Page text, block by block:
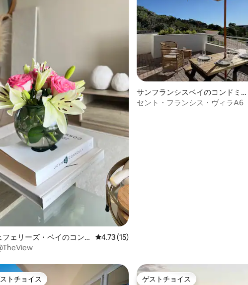
星中4.92つ星の平均評価
フェリーズ・ベイのコン
ニアム
レビュー15件、5つ星中4.73つ星の平均評価
4.73 (15)
サンフランシスベイのコンドミニ
アム
セント・フランシス・ヴィラA6
トチョイス ゲストチョイス